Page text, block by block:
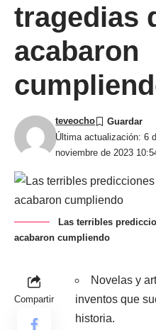
tragedias
acabaron
Última actualización: 6
noviembre de 2023
teveocho
Las terribles
acabaron cumpliendo
Compartir
Novelas y
inventos que
historia.